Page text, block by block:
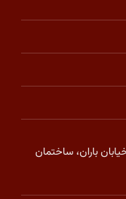
باران، ساختمان